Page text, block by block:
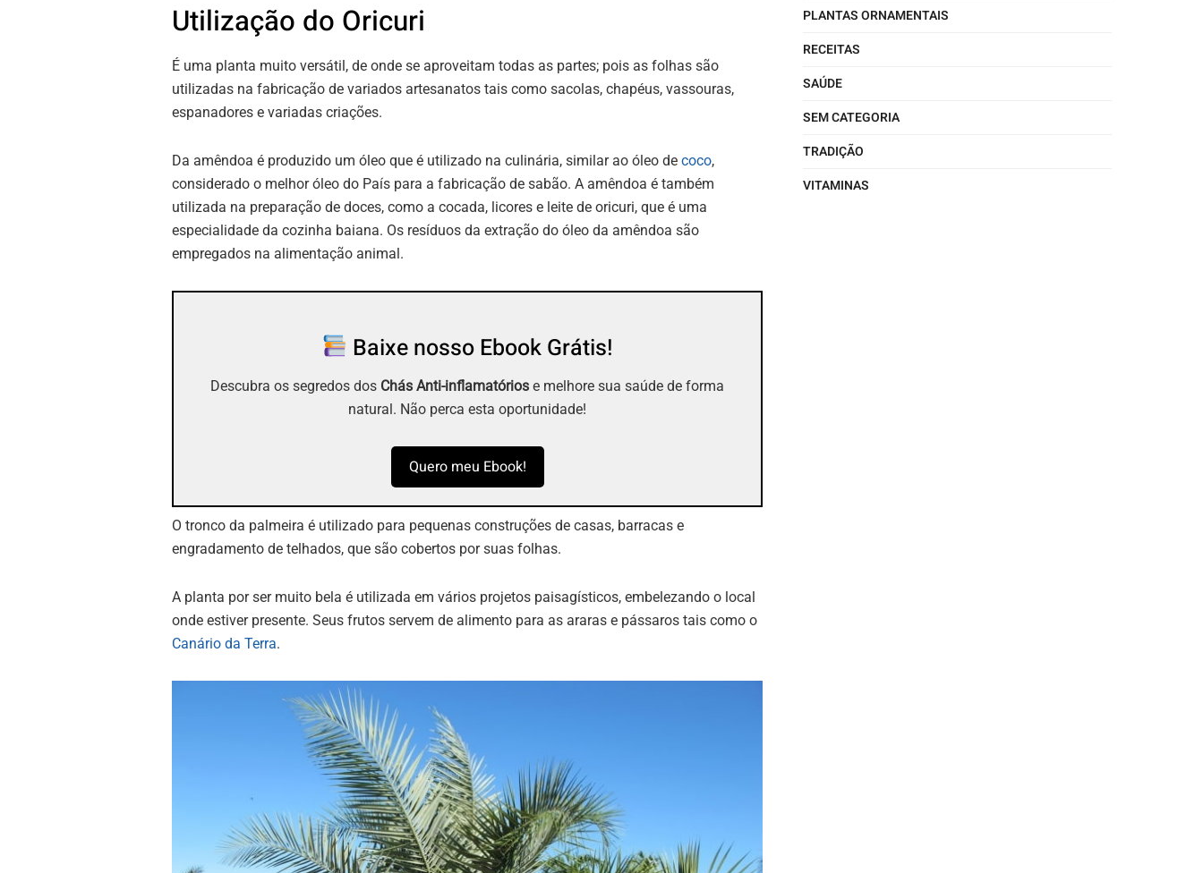
Utilização do Oricuri
É uma planta muito versátil, de onde se aproveitam todas as partes; pois as folhas são
utilizadas na fabricação de variados artesanatos tais como sacolas, chapéus, vassouras,
espanadores e variadas criações.
Da amêndoa é produzido um óleo que é utilizado na culinária, similar ao óleo de coco,
considerado o melhor óleo do País para a fabricação de sabão. A amêndoa é também
utilizada na preparação de doces, como a cocada, licores e leite de oricuri, que é uma
especialidade da cozinha baiana. Os resíduos da extração do óleo da amêndoa são
empregados na alimentação animal.
Baixe nosso Ebook Grátis!
Descubra os segredos dos Chás Anti-inflamatórios e melhore sua saúde de forma
natural. Não perca esta oportunidade!
Quero meu Ebook!
O tronco da palmeira é utilizado para pequenas construções de casas, barracas e
engradamento de telhados, que são cobertos por suas folhas.
A planta por ser muito bela é utilizada em vários projetos paisagísticos, embelezando o local
onde estiver presente. Seus frutos servem de alimento para as araras e pássaros tais como o
Canário da Terra.
PLANTAS ORNAMENTAIS
RECEITAS
SAÚDE
SEM CATEGORIA
TRADIÇÃO
VITAMINAS